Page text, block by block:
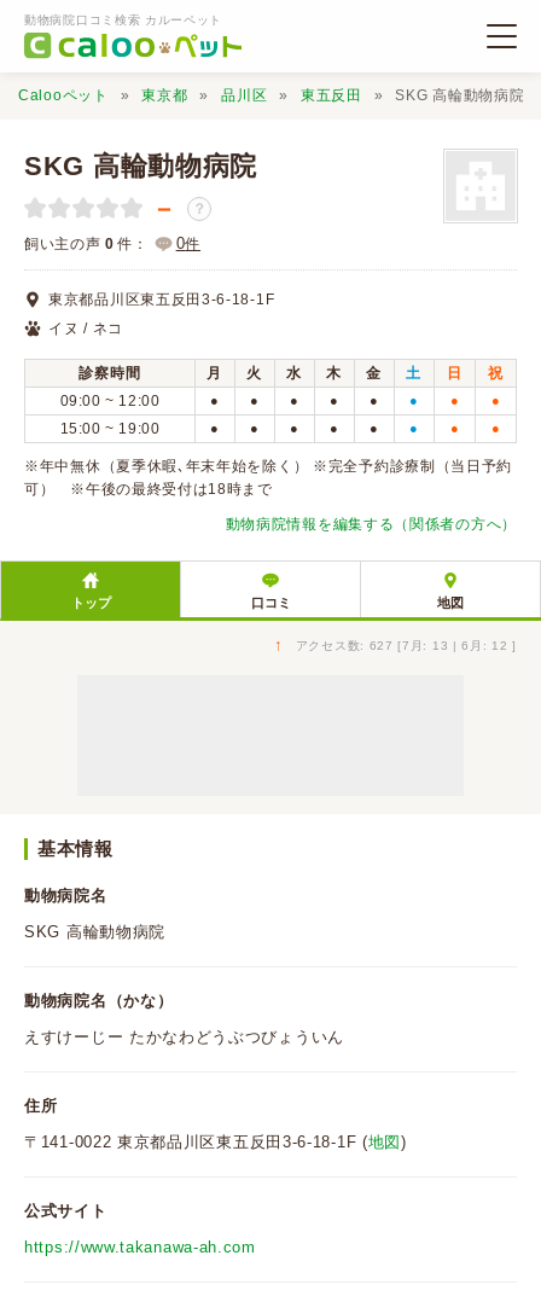
動物病院口コミ検索 カルーペット
動物病院検索
口コミ検索
Calooペットとは？
口コミ投稿
Calooペット 東京都 品川区 東五反田 SKG 高輪動物病院
SKG 高輪動物病院
－ ？
飼い主の声 0 件： 0件
東京都品川区東五反田3-6-18-1F
イヌ / ネコ
診察時間 月 火 水 木 金 土 日
祝
09:00 ~ 12:00
● ● ● ● ● ● ● ●
15:00 ~ 19:00 ● ● ● ● ● ● ● ●
※年中無休（夏季休暇､年末年始を除く） ※完全予約診療制（当日予約
可） ※午後の最終受付は18時まで
動物病院情報を編集する（関係者の方へ）
トップ 口コミ 地図
↑ アクセス数: 627 [7月: 13 | 6月: 12 ]
基本情報
動物病院名
SKG 高輪動物病院
動物病院名（かな）
えすけーじー たかなわどうぶつびょういん
住所
〒141-0022 東京都品川区東五反田3-6-18-1F (地図)
公式サイト
https://www.takanawa-ah.com